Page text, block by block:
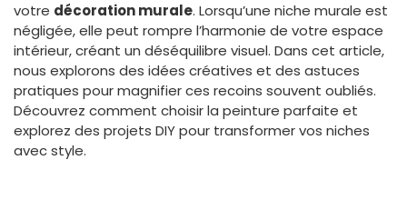
votre décoration murale. Lorsqu’une niche murale est
négligée, elle peut rompre l’harmonie de votre espace
intérieur, créant un déséquilibre visuel. Dans cet article,
nous explorons des idées créatives et des astuces
pratiques pour magnifier ces recoins souvent oubliés.
Découvrez comment choisir la peinture parfaite et
explorez des projets DIY pour transformer vos niches
avec style.